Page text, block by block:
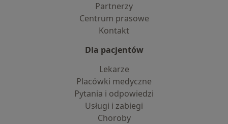
Partnerzy
Centrum prasowe
Kontakt
Dla pacjentów
Lekarze
Placówki medyczne
Pytania i odpowiedzi
Usługi i zabiegi
Choroby